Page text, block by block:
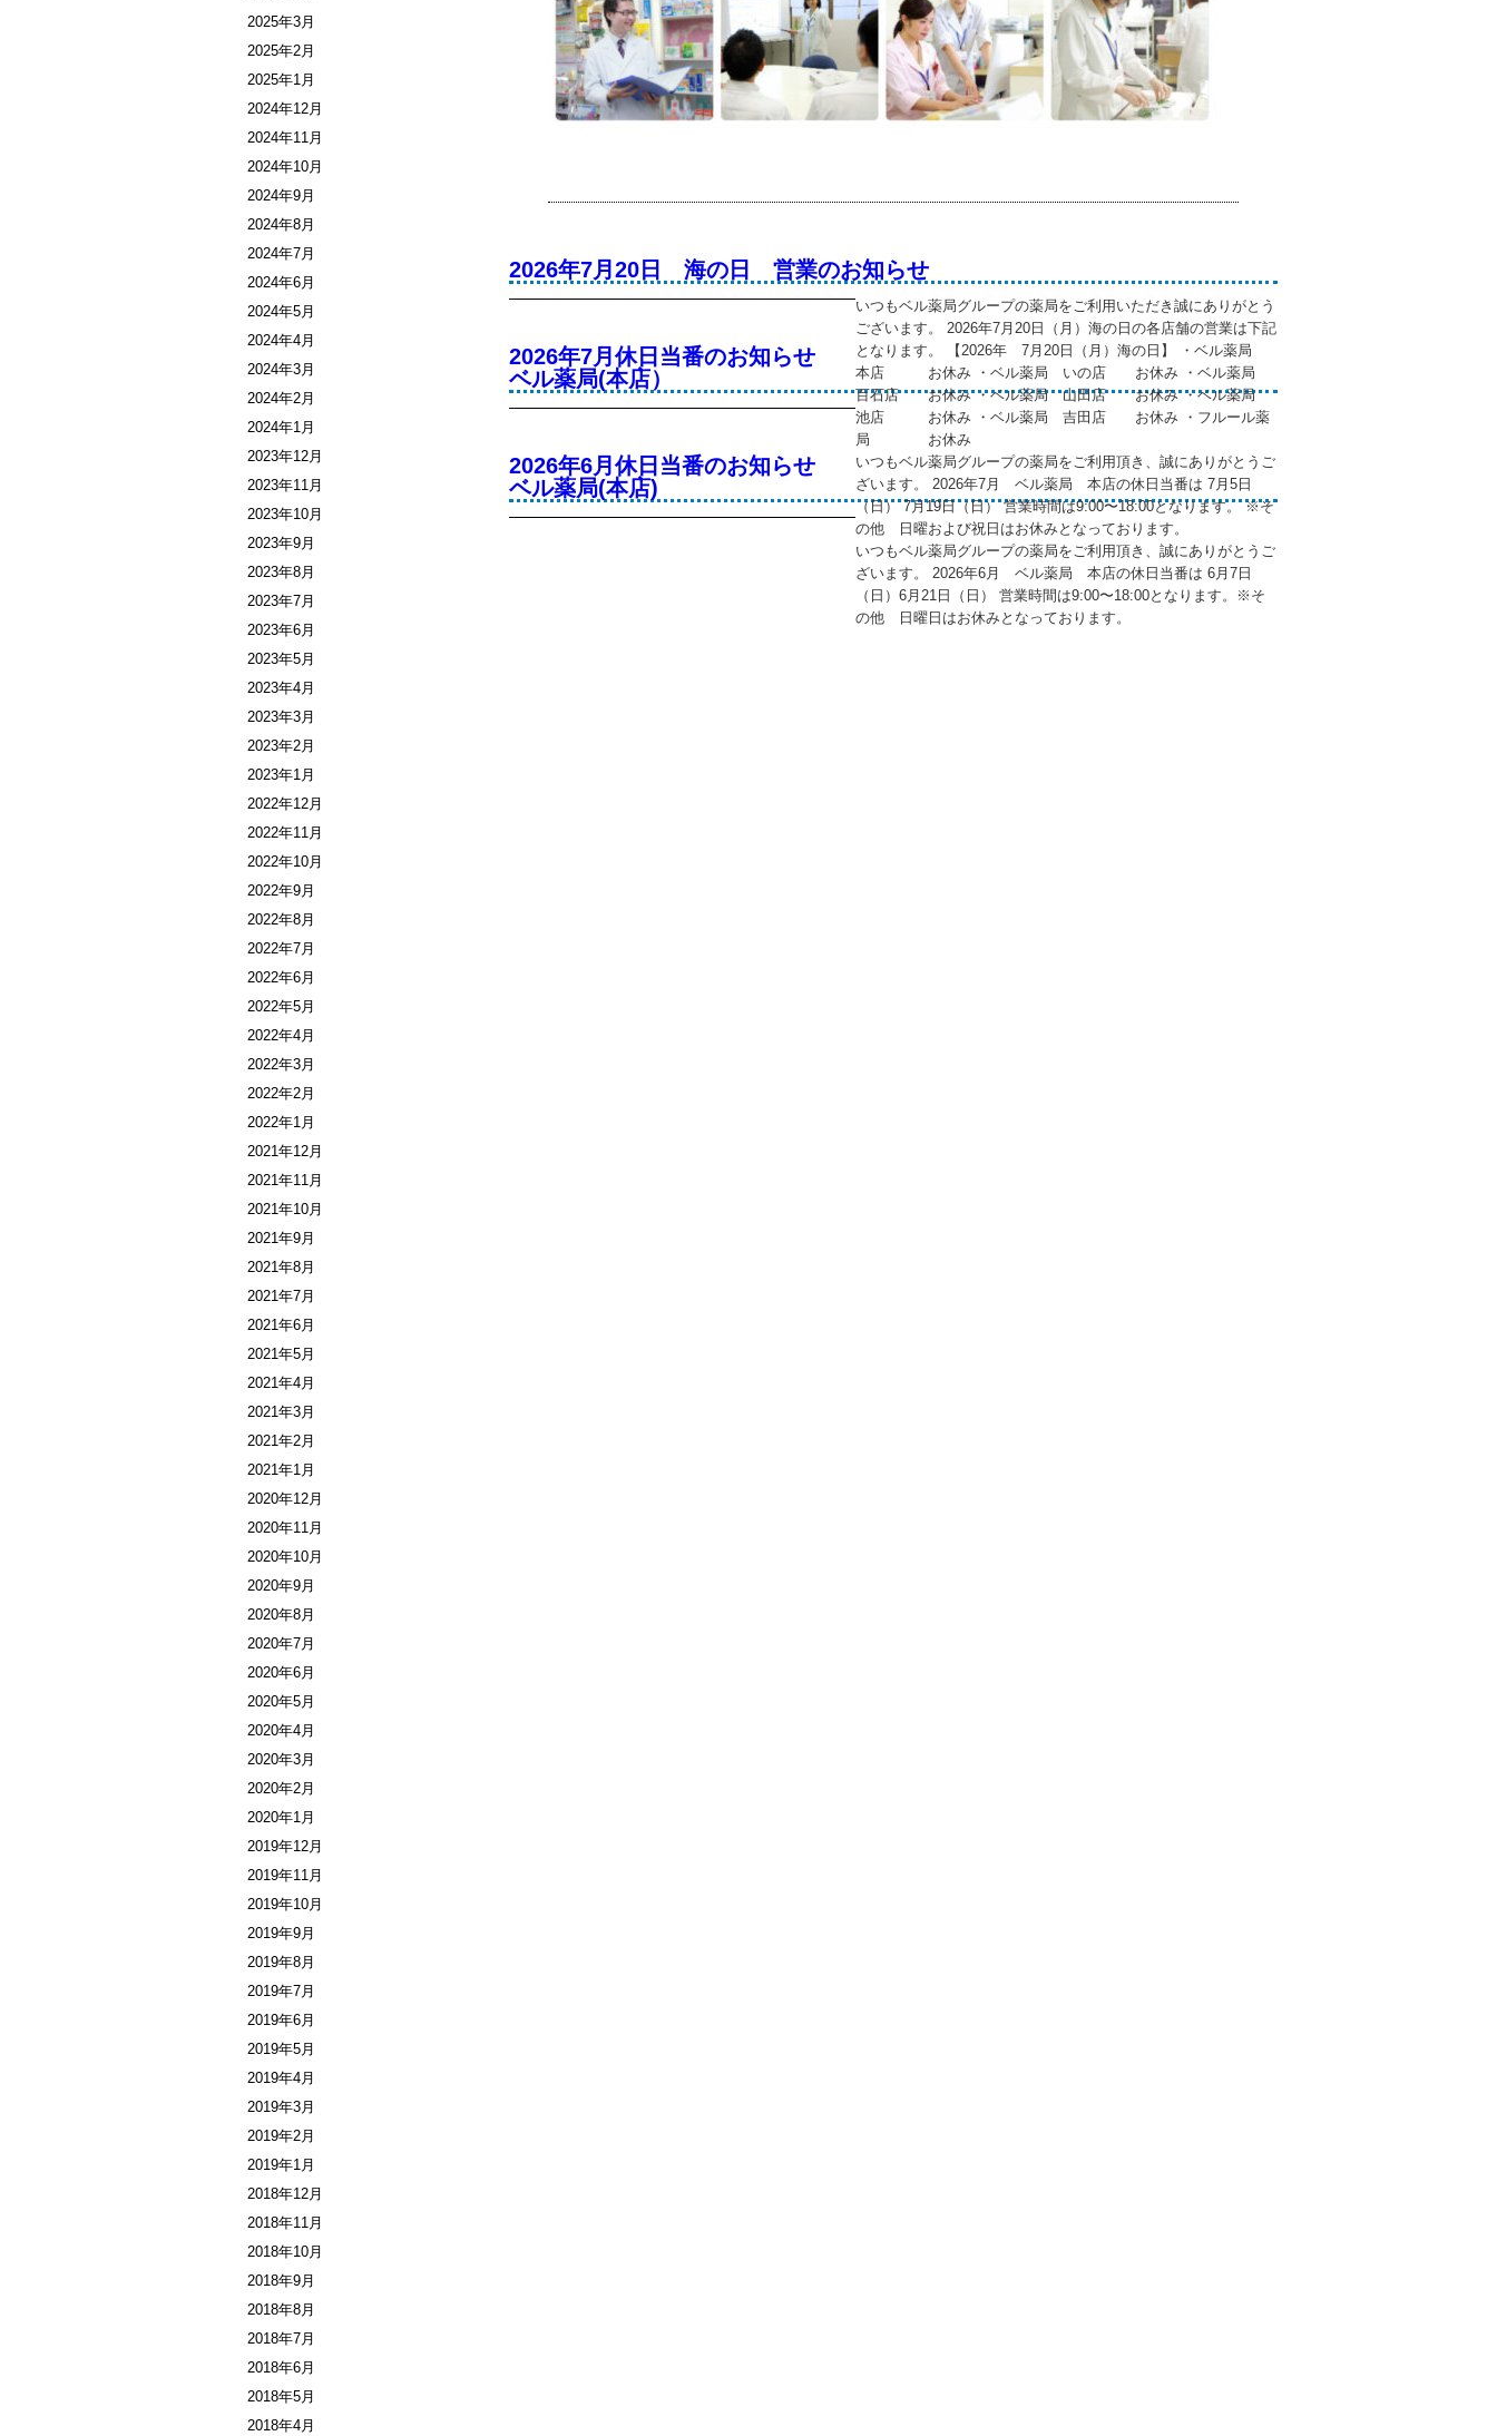
2026年7月20日 海の日 営業のお知らせ
いつもベル薬局グループの薬局をご利用いただき誠にありがとう
ございます。 2026年7月20日（月）海の日の各店舗の営業は下記
となります。 【2026年 7月20日（月）海の日】 ・ベル薬局
本店 お休み ・ベル薬局 いの店 お休み ・ベル薬局
百石店 お休み ・ベル薬局 山田店 お休み ・ベル薬局
池店 お休み ・ベル薬局 吉田店 お休み ・フルール薬
局 お休み
2026年7月休日当番のお知らせ
ベル薬局(本店）
いつもベル薬局グループの薬局をご利用頂き、誠にありがとうご
ざいます。 2026年7月 ベル薬局 本店の休日当番は 7月5日
（日） 7月19日（日） 営業時間は9:00〜18:00となります。 ※そ
の他 日曜および祝日はお休みとなっております。
2026年6月休日当番のお知らせ
ベル薬局(本店)
いつもベル薬局グループの薬局をご利用頂き、誠にありがとうご
ざいます。 2026年6月 ベル薬局 本店の休日当番は 6月7日
（日）6月21日（日） 営業時間は9:00〜18:00となります。※そ
の他 日曜日はお休みとなっております。
2025年3月
2025年2月
2025年1月
2024年12月
2024年11月
2024年10月
2024年9月
2024年8月
2024年7月
2024年6月
2024年5月
2024年4月
2024年3月
2024年2月
2024年1月
2023年12月
2023年11月
2023年10月
2023年9月
2023年8月
2023年7月
2023年6月
2023年5月
2023年4月
2023年3月
2023年2月
2023年1月
2022年12月
2022年11月
2022年10月
2022年9月
2022年8月
2022年7月
2022年6月
2022年5月
2022年4月
2022年3月
2022年2月
2022年1月
2021年12月
2021年11月
2021年10月
2021年9月
2021年8月
2021年7月
2021年6月
2021年5月
2021年4月
2021年3月
2021年2月
2021年1月
2020年12月
2020年11月
2020年10月
2020年9月
2020年8月
2020年7月
2020年6月
2020年5月
2020年4月
2020年3月
2020年2月
2020年1月
2019年12月
2019年11月
2019年10月
2019年9月
2019年8月
2019年7月
2019年6月
2019年5月
2019年4月
2019年3月
2019年2月
2019年1月
2018年12月
2018年11月
2018年10月
2018年9月
2018年8月
2018年7月
2018年6月
2018年5月
2018年4月